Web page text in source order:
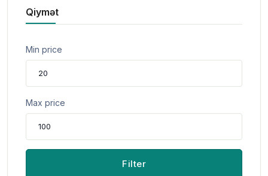
Qiymət
Min price
Max price
Filter